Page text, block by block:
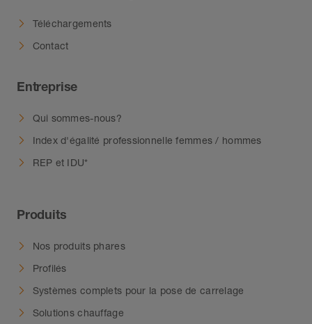
Téléchargements
Contact
Entreprise
Qui sommes-nous?
Index d'égalité professionnelle femmes / hommes
REP et IDU*
Produits
Nos produits phares
Profilés
Systèmes complets pour la pose de carrelage
Solutions chauffage